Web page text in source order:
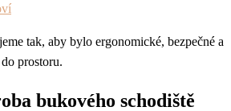
tak, aby bylo ergonomické, bezpečné a
prostoru.
bukového schodiště